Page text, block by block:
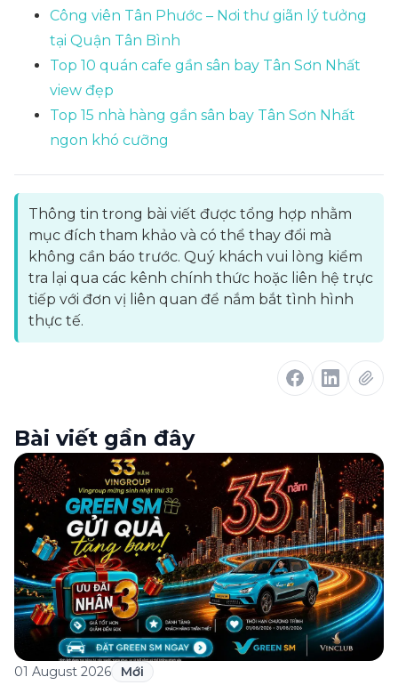
Công viên Tân Phước – Nơi thư giãn lý tưởng
tại Quận Tân Bình
Top 10 quán cafe gần sân bay Tân Sơn Nhất
view đẹp
Top 15 nhà hàng gần sân bay Tân Sơn Nhất
ngon khó cưỡng
Thông tin trong bài viết được tổng hợp nhằm
mục đích tham khảo và có thể thay đổi mà
không cần báo trước. Quý khách vui lòng kiểm
tra lại qua các kênh chính thức hoặc liên hệ trực
tiếp với đơn vị liên quan để nắm bắt tình hình
thực tế.
Bài viết gần đây
01 August 2026 Mới